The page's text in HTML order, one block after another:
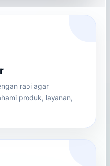
rapi agar
produk, layanan,